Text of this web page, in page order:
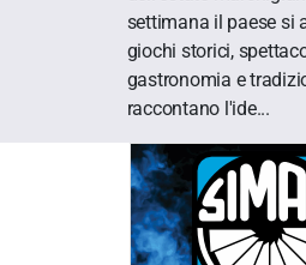
settimana il paese si
giochi storici,
gastronomia e
raccontano l'ide...